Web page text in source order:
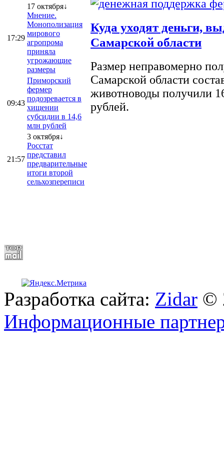
17:29
17 октября↓
Мнение.
Монополизация
мирового
агропрома
приняла
угрожающие
размеры
09:43
Приморский
фермер
подозревается в
хищении
субсидии в 14,6
млн рублей
21:57
3 октября↓
Росстат
представил
предварительные
итоги второй
сельхозпереписи
Куда уходят деньги,
Самарской области
Размер неправомерно
Самарской области
животноводы получили
рублей.
Разработка сайта: Zidar ©
Информационные